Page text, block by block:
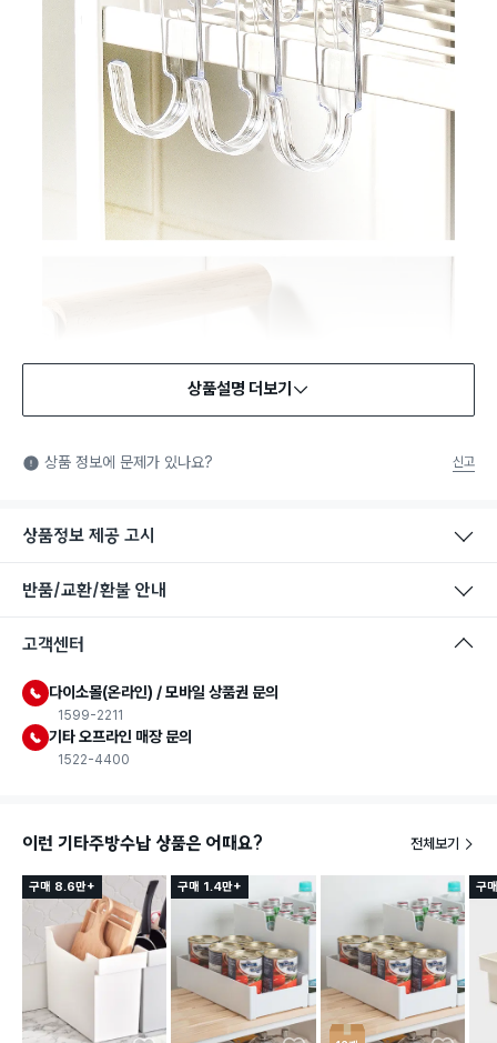
상품설명 더보기
상품 정보에 문제가 있나요? 신고
상품정보 제공 고시
반품/교환/환불 안내
고객센터
다이소몰(온라인) / 모바일 상품권 문의
1599-2211
기타 오프라인 매장 문의
1522-4400
이런 기타주방수납 상품은 어때요? 전체보기
구매 8.6만+ 구매 1.4만+ 구